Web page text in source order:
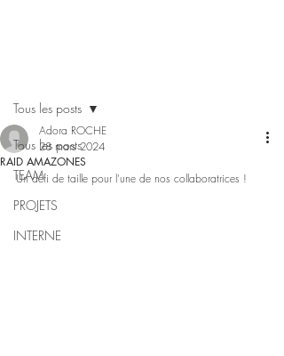
Tous les posts
TEAM
PROJETS
INTERNE
Tous les posts
RAID AMAZONES
Adora ROCHE
28 mars 2024
Un défi de taille pour l'une de nos collaboratrices !